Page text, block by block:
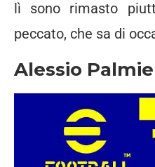
lì sono rimasto
peccato, che sa di
Alessio